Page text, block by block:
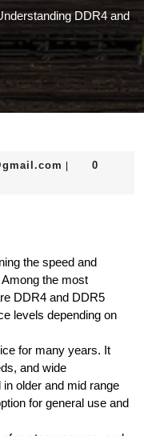
DDR4 and
0
the speed and
the most
DDR4 and DDR5
levels depending on
for many years. It
and wide
older and mid range
for general use and